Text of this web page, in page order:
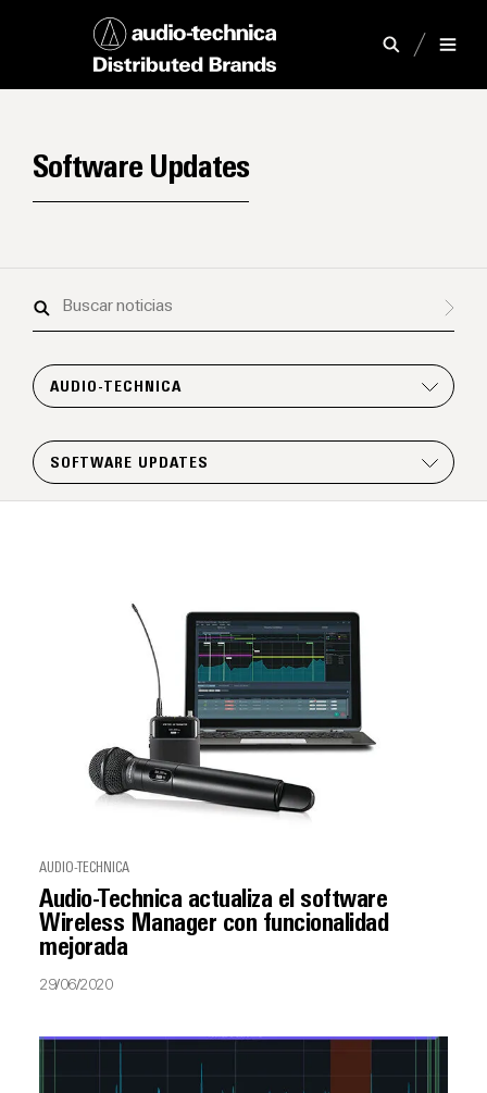
Software Updates
Buscar
AUDIO-TECHNICA
SOFTWARE UPDATES
AUDIO-TECHNICA
Audio-Technica actualiza el software
Wireless Manager con funcionalidad
mejorada
29/06/2020